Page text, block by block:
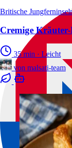
Britische
Cremige
35 min · Leicht
von malsati-team